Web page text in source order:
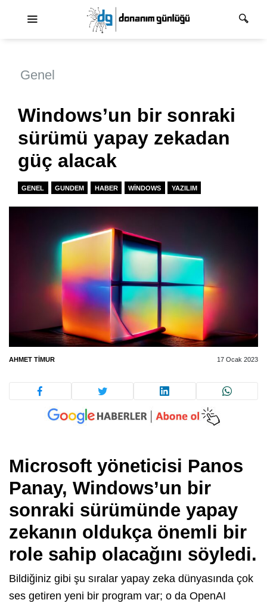
Genel
Windows’un bir sonraki
sürümü yapay zekadan
güç alacak
GENEL GUNDEM HABER WINDOWS YAZILIM
AHMET TIMUR 17 Ocak 2023
Microsoft yöneticisi Panos
Panay, Windows’un bir
sonraki sürümünde yapay
zekanın oldukça önemli bir
role sahip olacağını söyledi.
Bildiğiniz gibi şu sıralar yapay zeka dünyasında çok
ses getiren yeni bir program var; o da OpenAI